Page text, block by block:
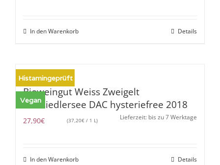
In den Warenkorb Details
Histamingeprüft
Vegan
Bioweingut Weiss Zweigelt
Neusiedlersee DAC hysteriefree 2018
27,90€ (37,20€ / 1 L) Lieferzeit: bis zu 7 Werktage
In den Warenkorb Details